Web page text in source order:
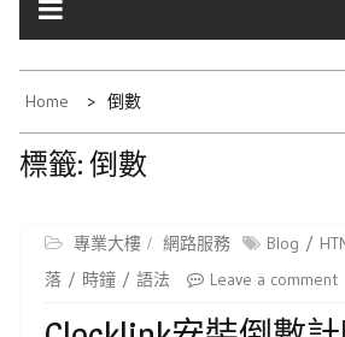
Home 倒數
標籤: 倒數
專業大樓 網路服務 Blog
落
時鐘 語法 Leave a comment